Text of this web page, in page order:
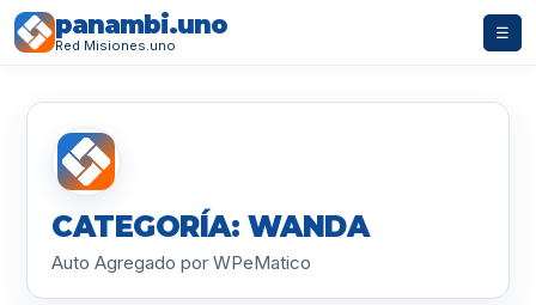
panambi.uno
Red Misiones.uno
☰
CATEGORÍA: WANDA
Auto Agregado por WPeMatico